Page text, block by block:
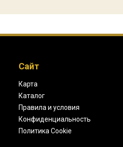
Сайт
Карта
Каталог
Правила и условия
Конфиденциальность
Политика Cookie